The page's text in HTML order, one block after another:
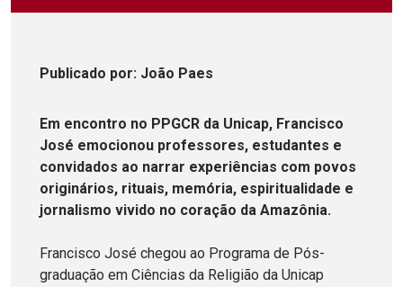
Publicado por: João Paes
Em encontro no PPGCR da Unicap, Francisco
José emocionou professores, estudantes e
convidados ao narrar experiências com povos
originários, rituais, memória, espiritualidade e
jornalismo vivido no coração da Amazônia.
Francisco José chegou ao Programa de Pós-
graduação em Ciências da Religião da Unicap